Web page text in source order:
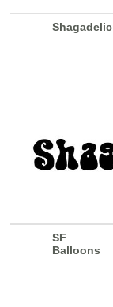
Shagadelic
SF
Balloons